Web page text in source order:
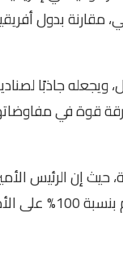
بدول
ويجعله جاذبًا
ورقة قوة في
إن الرئيس
جديدتين لثقة